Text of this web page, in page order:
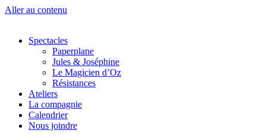
Aller au contenu
Spectacles
Paperplane
Jules & Joséphine
Le Magicien d’Oz
Résistances
Ateliers
La compagnie
Calendrier
Nous joindre